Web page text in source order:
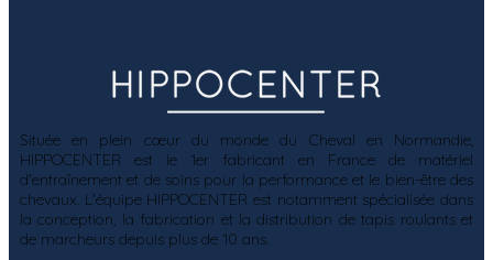
Située en plein cœur du monde du Cheval en Normandie,
HIPPOCENTER est le 1er fabricant en France de matériel
d'entraînement et de soins pour la performance et le bien-être des
chevaux. L'équipe HIPPOCENTER est notamment spécialisée dans
la conception, la fabrication et la distribution de tapis roulants et
de marcheurs depuis plus de 10 ans.